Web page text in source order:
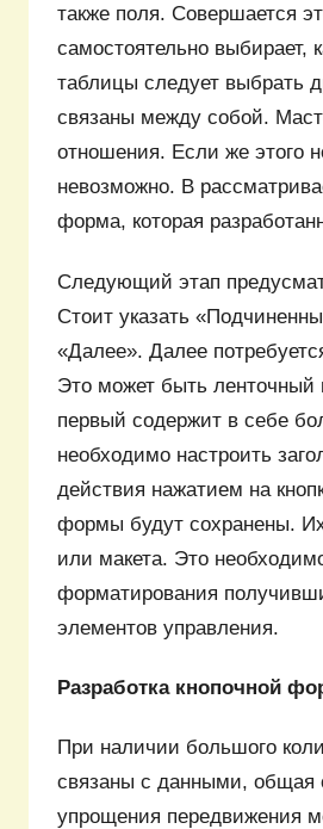
также поля. Совершается
самостоятельно выбирает,
таблицы следует выбрать
связаны между собой.
отношения. Если же этого
невозможно. В
форма, которая
Следующий этап
Стоит указать
«Далее». Далее
Это может быть ленточный
первый содержит в себе
необходимо настроить
действия нажатием на
формы будут сохранены.
или макета. Это
форматирования
элементов управления.
Разработка кнопочной
При наличии большого
связаны с данными, общая
упрощения передвижения